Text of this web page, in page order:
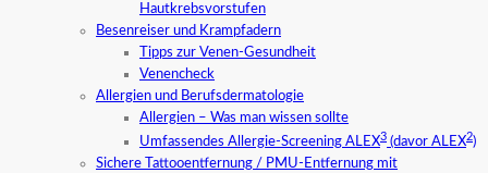
Hautkrebsvorstufen
Besenreiser und Krampfadern
Tipps zur Venen-Gesundheit
Venencheck
Allergien und Berufsdermatologie
Allergien – Was man wissen sollte
Umfassendes Allergie-Screening ALEX3 (davor ALEX2)
Sichere Tattooentfernung / PMU-Entfernung mit